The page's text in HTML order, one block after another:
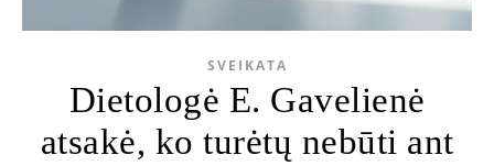
SVEIKATA
Dietologė E. Gavelienė
atsakė, ko turėtų nebūti ant